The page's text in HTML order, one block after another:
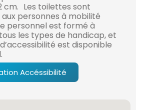
cm. Les toilettes sont
personnes à mobilité
personnel est formé à
les types de handicap, et
est disponible
Accéssibilité